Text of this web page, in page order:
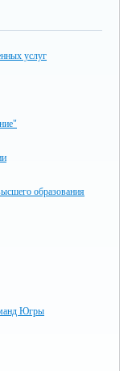
услуг
образования
Югры